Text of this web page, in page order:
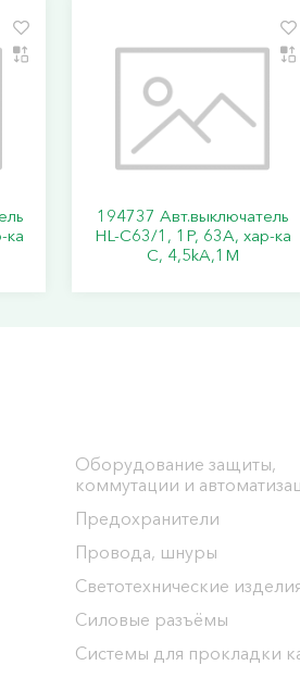
ка
194737 Авт.выключатель
HL-C63/1, 1Р, 63А, хар-ка
С, 4,5kA,1M
Оборудование защиты,
коммутации и
Предохранители
Провода, шнуры
Светотехнические
Силовые разъёмы
Системы для прокладки